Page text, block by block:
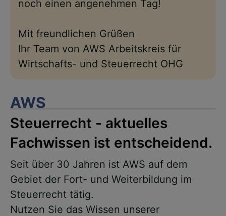
noch einen angenehmen Tag!
Mit freundlichen Grüßen
Ihr Team von AWS Arbeitskreis für
Wirtschafts- und Steuerrecht OHG
AWS
Steuerrecht - aktuelles
Fachwissen ist entscheidend.
Seit über 30 Jahren ist AWS auf dem
Gebiet der Fort- und Weiterbildung im
Steuerrecht tätig.
Nutzen Sie das Wissen unserer